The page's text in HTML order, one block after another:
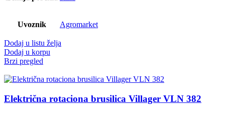
Uvoznik Agromarket
Dodaj u listu želja
Dodaj u korpu
Brzi pregled
Električna rotaciona brusilica Villager VLN 382